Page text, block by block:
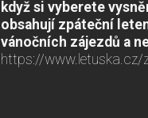
když si vyberete
obsahují zpáteční
vánočních zájezdů a
https://www.letuska.cz/